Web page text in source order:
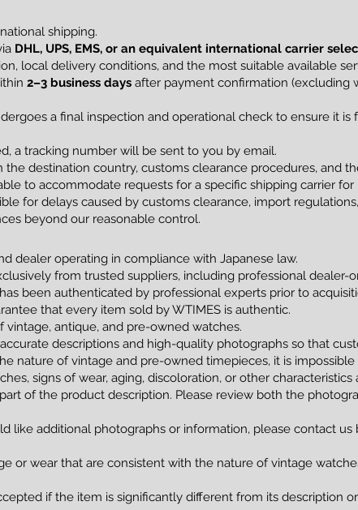
shipping.
DHL, UPS, EMS, or an equivalent international carrier
local delivery conditions, and the most suitable available
2–3 business days after payment confirmation (excluding
a final inspection and operational check to ensure it
a tracking number will be sent to you by email.
destination country, customs clearance procedures, and
to accommodate requests for a specific shipping carrier for
for delays caused by customs clearance, import
beyond our reasonable control.
dealer operating in compliance with Japanese law.
from trusted suppliers, including professional dealer-
been authenticated by professional experts prior to
that every item sold by WTIMES is authentic.
vintage, antique, and pre-owned watches.
descriptions and high-quality photographs so that
nature of vintage and pre-owned timepieces, it is
signs of wear, aging, discoloration, or other characteristics
of the product description. Please review both the
like additional photographs or information, please contact
or wear that are consistent with the nature of vintage
if the item is significantly different from its description